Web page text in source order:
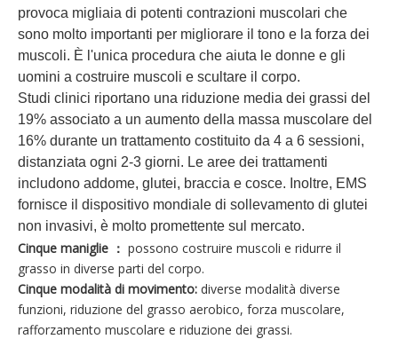
provoca migliaia di potenti contrazioni muscolari che
sono molto importanti per migliorare il tono e la forza dei
muscoli. È l'unica procedura che aiuta le donne e gli
uomini a costruire muscoli e scultare il corpo.
Studi clinici riportano una riduzione media dei grassi del
19% associato a un aumento della massa muscolare del
16% durante un trattamento costituito da 4 a 6 sessioni,
distanziata ogni 2-3 giorni. Le aree dei trattamenti
includono addome, glutei, braccia e cosce. Inoltre, EMS
fornisce il dispositivo mondiale di sollevamento di glutei
non invasivi, è molto promettente sul mercato.
Cinque maniglie ： possono costruire muscoli e ridurre il
grasso in diverse parti del corpo.
Cinque modalità di movimento: diverse modalità diverse
funzioni, riduzione del grasso aerobico, forza muscolare,
rafforzamento muscolare e riduzione dei grassi.